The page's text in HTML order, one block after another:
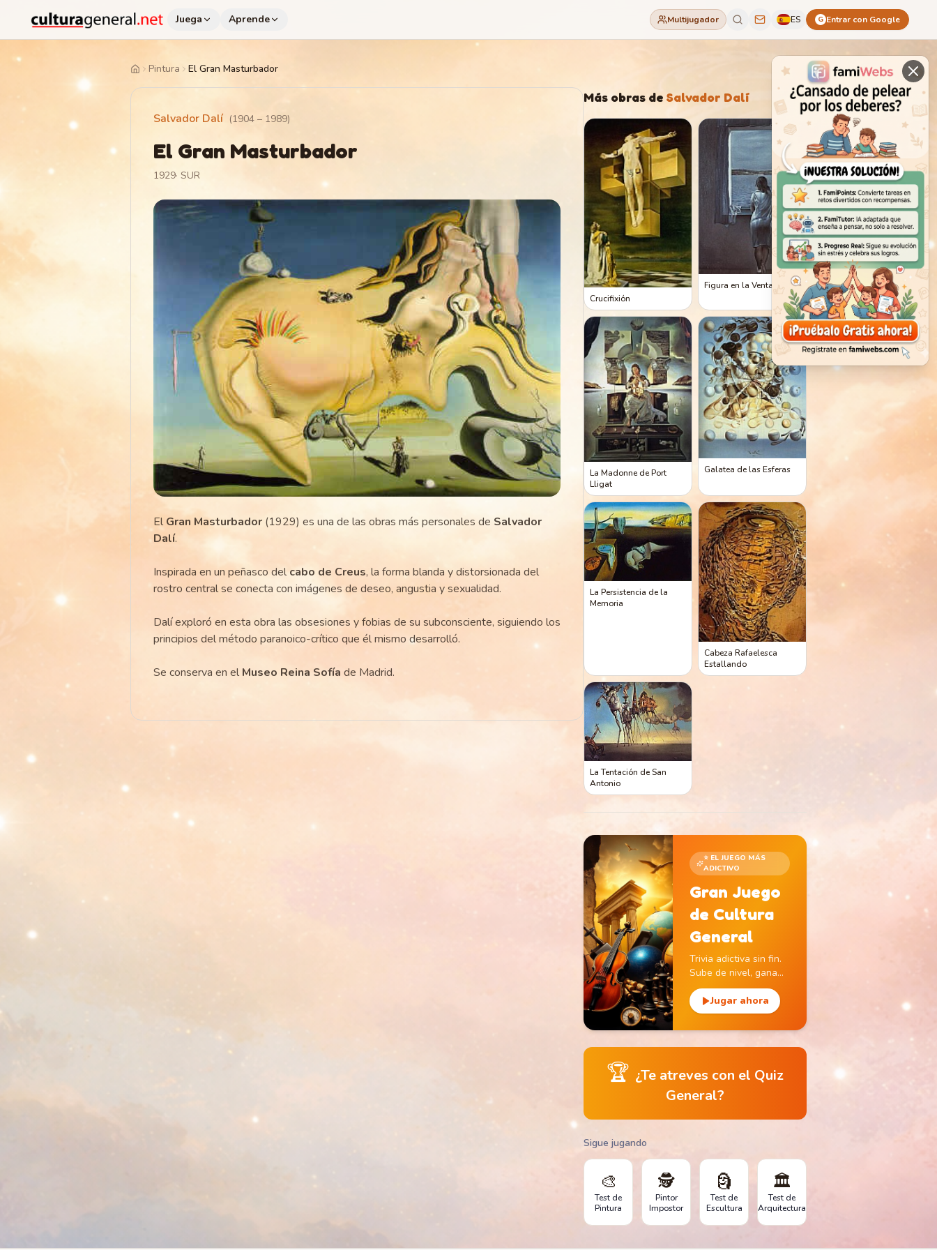
Juega Aprende Multijugador ES G Entrar con Google
HomePintura El Gran Masturbador
Salvador Dalí (1904– 1989)
El Gran Masturbador
1929· SUR
El Gran Masturbador(1929) es una de las obras más personales de Salvador
Dalí.
Inspirada en un peñasco del cabo de Creus, la forma blanda y distorsionada del
rostro central se conecta con imágenes de deseo, angustia y sexualidad.
Dalí exploró en esta obra las obsesiones y fobias de su subconsciente, siguiendo los
principios del método paranoico-crítico que él mismo desarrolló.
Se conserva en el Museo Reina Sofía de Madrid.
Más obras de Salvador Dalí
Crucifixión
Figura en la Ventana
La Madonne de Port
Lligat
Galatea de las Esferas
La Persistencia de la
Memoria
Cabeza Rafaelesca
Estallando
La Tentación de San
Antonio
⭐ EL JUEGO MÁS
ADICTIVO
Gran Juego
de Cultura
General
Trivia adictiva sin fin.
Sube de nivel, gana
monedas y descubre
monumentos icónicos.
Jugar ahora
🏆 ¿Te atreves con el Quiz
General?
Sigue jugando
🎨
Test de
Pintura
🕵️
Pintor
Impostor
🗿
Test de
Escultura
🏛️
Test de
Arquitectura